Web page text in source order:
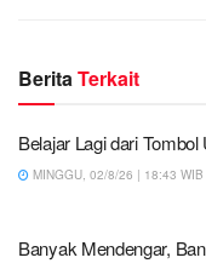
BeritaTerkait
Belajar Lagi dari Tombol
MINGGU, 02/8/26 | 18:43 WIB
Banyak Mendengar,